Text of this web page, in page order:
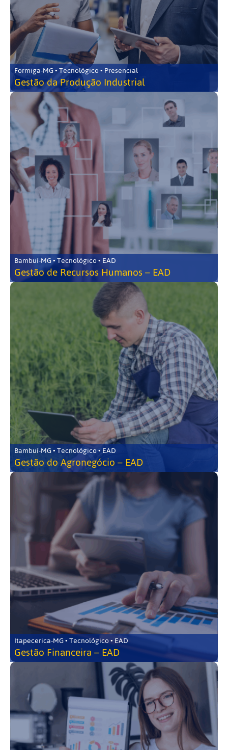
Formiga-MG • Tecnológico • Presencial
Gestão da Produção Industrial
Bambuí-MG • Tecnológico • EAD
Gestão de Recursos Humanos – EAD
Bambuí-MG • Tecnológico • EAD
Gestão do Agronegócio – EAD
Itapecerica-MG • Tecnológico • EAD
Gestão Financeira – EAD